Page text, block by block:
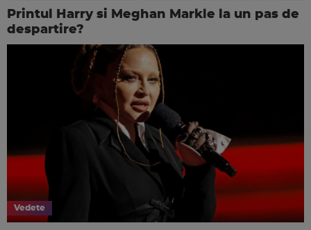
Printul Harry si Meghan Markle la un pas de
despartire?
Vedete